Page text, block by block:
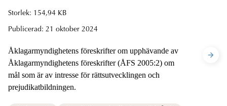
Storlek: 154,94 KB
Publicerad: 21 oktober 2024
Åklagarmyndighetens föreskrifter om upphävande av
Åklagarmyndighetens föreskrifter (ÅFS 2005:2) om
mål som är av intresse för rättsutvecklingen och
prejudikatbildningen.